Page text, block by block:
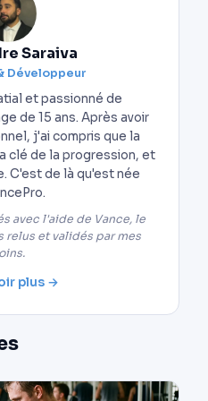
Saraiva
Développeur
et passionné de
de 15 ans. Après avoir
j'ai compris que la
clé de la progression, et
C'est de là qu'est née
avec l'aide de Vance, le
relus et validés par mes
plus →